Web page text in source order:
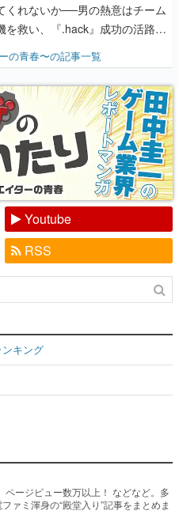
くれないか──男の熱意はチーム
を救い、『.hack』成功の活路を
の快男児・松山 洋に流れる血は
ンプ』色だった【若ゲのいた
の青春〜の記事一覧
Youtube
RSS
キング
ページビュー数万以上！ などなど。多
ァミ渾身の“殿堂入り”記事をまとめま